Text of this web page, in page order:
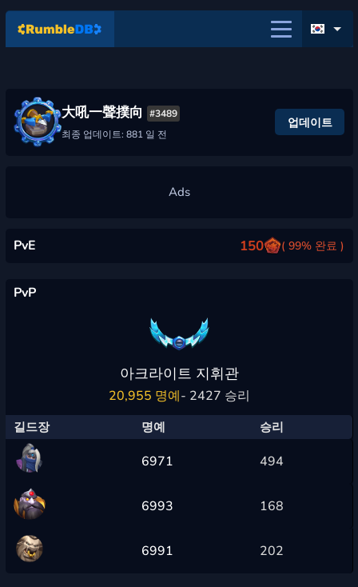
大吼一聲撲向
#3489
최종 업데이트: 881 일 전
업데이트
PvE 150 ( 99% 완료 )
PvP
아크라이트 지휘관
20,955 명예- 2427 승리
길드장 명예 승리
6971 494
6993 168
6991 202